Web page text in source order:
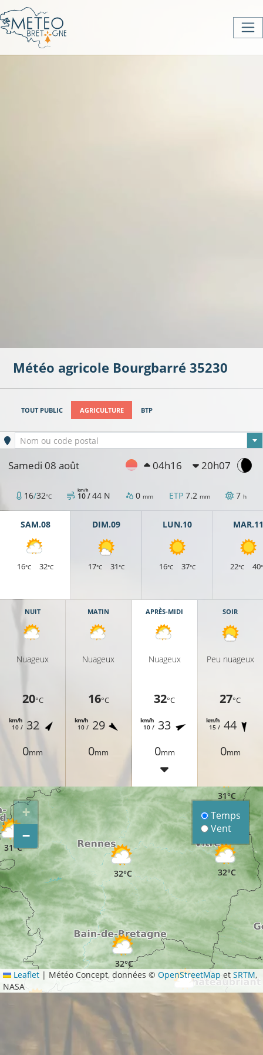
Météo agricole Bourgbarré 35230
TOUT PUBLIC AGRICULTURE BTP
Ville sélectionnée
Nom ou code postal
Samedi 08 août 04h16 20h07
16/32°C 10 /
km/h 44 N 0 mm ETP 7.2 mm 7 h
SAM.08
16°C 32°C
DIM.09
17°C 31°C
LUN.10
16°C 37°C
MAR.11
22°C 40
NUIT
Nuageux
20°C
10 /
km/h 32
0mm
MATIN
Nuageux
16°C
10 /
km/h 29
0mm
APRÈS-MIDI
Nuageux
32°C
10 /
km/h 33
0mm
SOIR
Peu nuageux
27°C
15 /
km/h 44
0mm
32°C
31°C
32°C
31°C
32°C
+
−
Temps
Vent
Leaflet | Météo Concept, données ©OpenStreetMap etSRTM,
NASA